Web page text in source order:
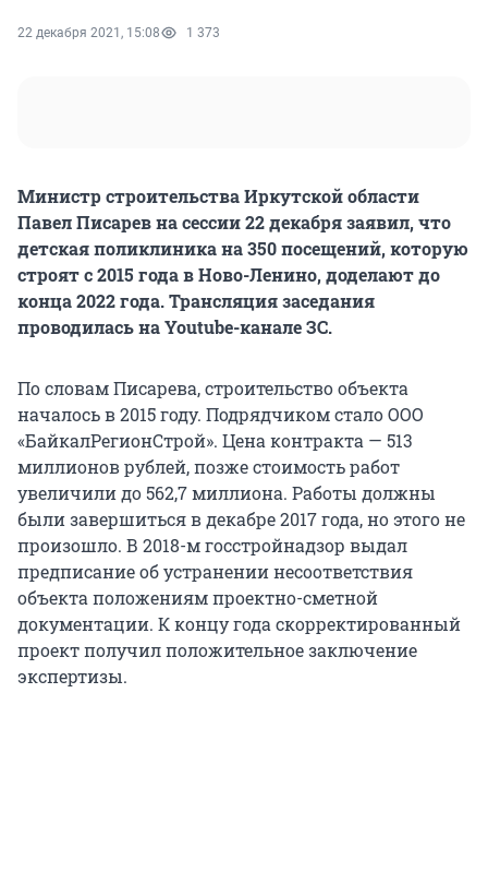
22 декабря 2021, 15:08 1 373
Министр строительства Иркутской области
Павел Писарев на сессии 22 декабря заявил, что
детская поликлиника на 350 посещений, которую
строят с 2015 года в Ново-Ленино, доделают до
конца 2022 года. Трансляция заседания
проводилась на Youtube-канале ЗС.
По словам Писарева, строительство объекта
началось в 2015 году. Подрядчиком стало ООО
«БайкалРегионСтрой». Цена контракта — 513
миллионов рублей, позже стоимость работ
увеличили до 562,7 миллиона. Работы должны
были завершиться в декабре 2017 года, но этого не
произошло. В 2018-м госстройнадзор выдал
предписание об устранении несоответствия
объекта положениям проектно-сметной
документации. К концу года скорректированный
проект получил положительное заключение
экспертизы.